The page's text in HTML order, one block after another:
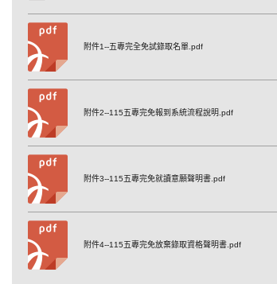
附件1--五專完全免試錄取名單.pdf
附件2--115五專完免報到系統流程說明.pdf
附件3--115五專完免就讀意願聲明書.pdf
附件4--115五專完免放棄錄取資格聲明書.pdf